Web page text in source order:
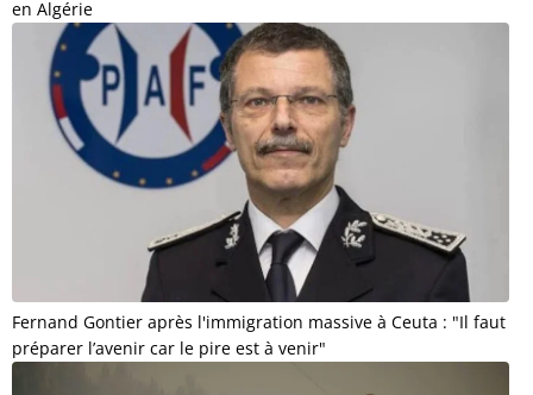
en Algérie
Fernand Gontier après l'immigration massive à Ceuta : "Il faut
préparer l’avenir car le pire est à venir"